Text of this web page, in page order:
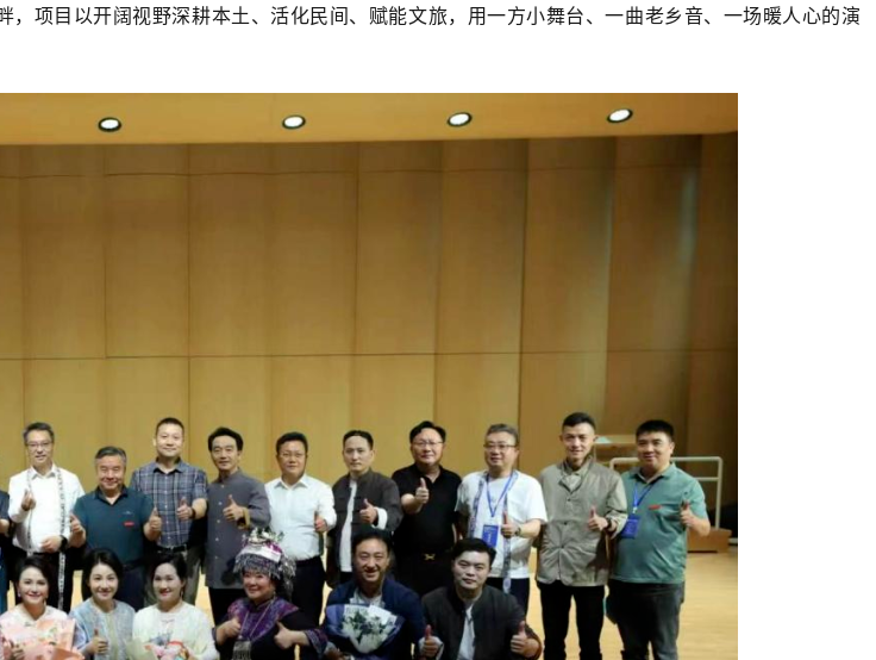
项目以开阔视野深耕本土、活化民间、赋能文旅，用一方小舞台、一曲老乡音、一场暖人心的演